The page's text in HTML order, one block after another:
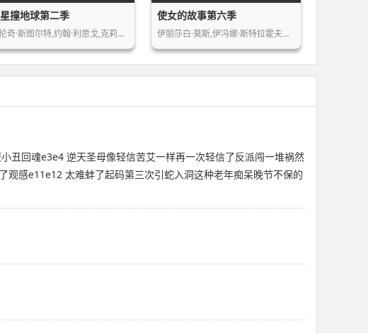
撞地球第二季
弗伦奇·斯图尔特,约翰·利思戈,克莉丝…
使女的故事第六季
伊丽莎白·莫斯,伊冯娜·斯特拉霍夫斯…
丑回魂e3e4 逆天圣母像轻信苦艾一样再一次轻信了反派闯一堆祸然
感e11e12 太难蚌了起码第三次引蛇入洞️这种老年痴呆晚节不保的